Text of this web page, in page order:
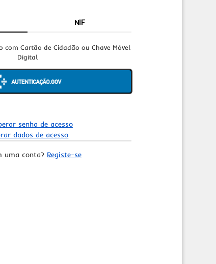
NIF
com Cartão de Cidadão ou Chave Móvel
Digital
senha de acesso
dados de acesso
uma conta? Registe-se